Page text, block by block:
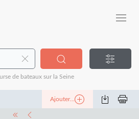
de bateaux sur la Seine
Ajouter...